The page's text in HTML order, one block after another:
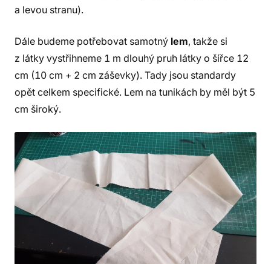
a levou stranu).
Dále budeme potřebovat samotný lem, takže si
z látky vystřihneme 1 m dlouhý pruh látky o šířce 12
cm (10 cm + 2 cm záševky). Tady jsou standardy
opět celkem specifické. Lem na tunikách by měl být 5
cm široký.